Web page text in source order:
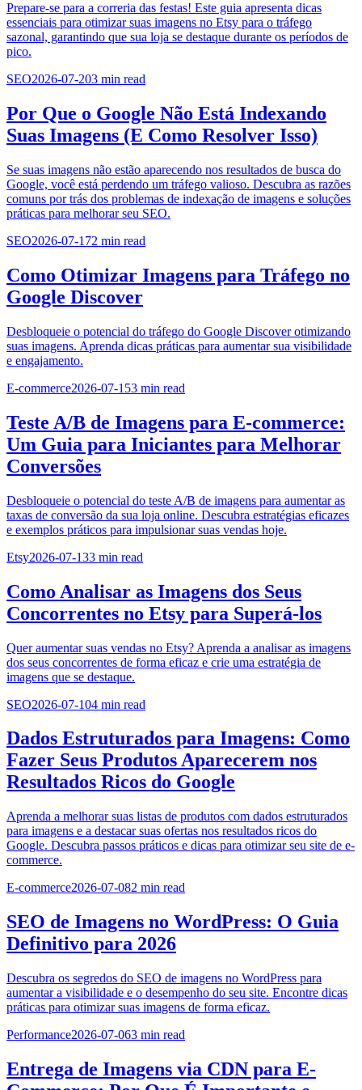
Prepare-se para a correria das festas! Este guia apresenta dicas
essenciais para otimizar suas imagens no Etsy para o tráfego
sazonal, garantindo que sua loja se destaque durante os períodos de
pico.
SEO2026-07-203 min read
Por Que o Google Não Está Indexando
Suas Imagens (E Como Resolver Isso)
Se suas imagens não estão aparecendo nos resultados de busca do
Google, você está perdendo um tráfego valioso. Descubra as razões
comuns por trás dos problemas de indexação de imagens e soluções
práticas para melhorar seu SEO.
SEO2026-07-172 min read
Como Otimizar Imagens para Tráfego no
Google Discover
Desbloqueie o potencial do tráfego do Google Discover otimizando
suas imagens. Aprenda dicas práticas para aumentar sua visibilidade
e engajamento.
E-commerce2026-07-153 min read
Teste A/B de Imagens para E-commerce:
Um Guia para Iniciantes para Melhorar
Conversões
Desbloqueie o potencial do teste A/B de imagens para aumentar as
taxas de conversão da sua loja online. Descubra estratégias eficazes
e exemplos práticos para impulsionar suas vendas hoje.
Etsy2026-07-133 min read
Como Analisar as Imagens dos Seus
Concorrentes no Etsy para Superá-los
Quer aumentar suas vendas no Etsy? Aprenda a analisar as imagens
dos seus concorrentes de forma eficaz e crie uma estratégia de
imagens que se destaque.
SEO2026-07-104 min read
Dados Estruturados para Imagens: Como
Fazer Seus Produtos Aparecerem nos
Resultados Ricos do Google
Aprenda a melhorar suas listas de produtos com dados estruturados
para imagens e a destacar suas ofertas nos resultados ricos do
Google. Descubra passos práticos e dicas para otimizar seu site de e-
commerce.
E-commerce2026-07-082 min read
SEO de Imagens no WordPress: O Guia
Definitivo para 2026
Descubra os segredos do SEO de imagens no WordPress para
aumentar a visibilidade e o desempenho do seu site. Encontre dicas
práticas para otimizar suas imagens de forma eficaz.
Performance2026-07-063 min read
Entrega de Imagens via CDN para E-